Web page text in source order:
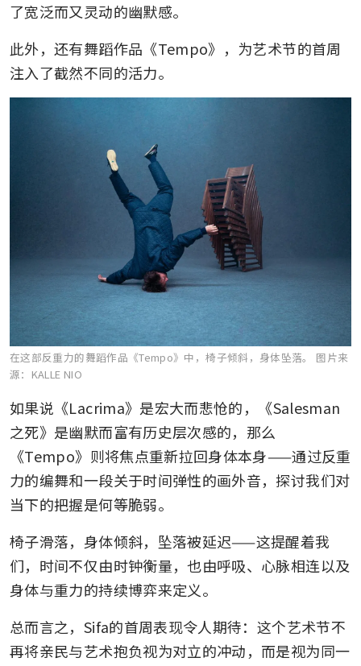
了宽泛而又灵动的幽默感。
此外，还有舞蹈作品《Tempo》，为艺术节的首周
注入了截然不同的活力。
在这部反重力的舞蹈作品《Tempo》中，椅子倾斜，身体坠落。 图片来
源：KALLE NIO
如果说《Lacrima》是宏大而悲怆的，《Salesman
之死》是幽默而富有历史层次感的，那么
《Tempo》则将焦点重新拉回身体本身——通过反重
力的编舞和一段关于时间弹性的画外音，探讨我们对
当下的把握是何等脆弱。
椅子滑落，身体倾斜，坠落被延迟——这提醒着我
们，时间不仅由时钟衡量，也由呼吸、心脉相连以及
身体与重力的持续博弈来定义。
总而言之，Sifa的首周表现令人期待：这个艺术节不
再将亲民与艺术抱负视为对立的冲动，而是视为同一